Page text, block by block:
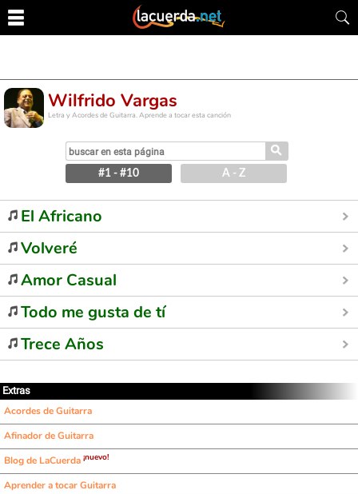
Wilfrido Vargas
Letra y Acordes de Guitarra. Aprende a tocar esta canción
⚲
#1 - #10 A - Z
El Africano
Volveré
Amor Casual
Todo me gusta de tí
Trece Años
Extras
Acordes de Guitarra
Afinador de Guitarra
Blog de LaCuerda ¡nuevo!
Aprender a tocar Guitarra